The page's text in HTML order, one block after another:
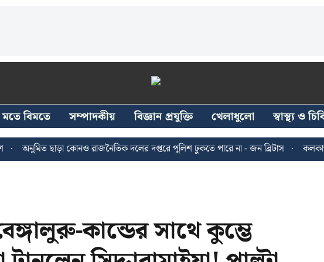
মতে বিমতে সম্পাদকীয় বিজ্ঞান প্রযুক্তি খেলাধুলো স্বাস্থ্য ও
ছাড়া কোনও রাজনৈতিক দলের দপ্তরে পুলিশ ঢুকতে পারে না - জন ব্রিটাস কলকাতায়
কান্ডের সাথে কুম্ভে